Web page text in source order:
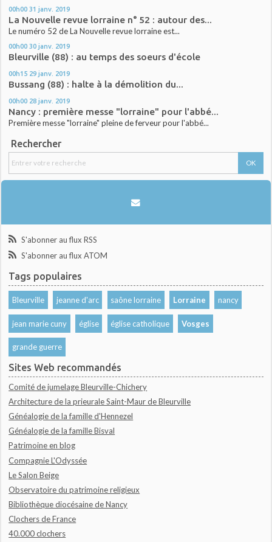
00h00 31 janv. 2019
La Nouvelle revue lorraine n° 52 : autour des...
Le numéro 52 de La Nouvelle revue lorraine est...
00h00 30 janv. 2019
Bleurville (88) : au temps des soeurs d'école
00h15 29 janv. 2019
Bussang (88) : halte à la démolition du...
00h00 28 janv. 2019
Nancy : première messe "lorraine" pour l'abbé...
Première messe "lorraine" pleine de ferveur pour l'abbé...
Rechercher
S'abonner au flux RSS
S'abonner au flux ATOM
Tags populaires
Bleurville jeanne d'arc saône lorraine Lorraine nancy
jean marie cuny église église catholique Vosges
grande guerre
Sites Web recommandés
Comité de jumelage Bleurville-Chichery
Architecture de la prieurale Saint-Maur de Bleurville
Généalogie de la famille d'Hennezel
Généalogie de la famille Bisval
Patrimoine en blog
Compagnie L'Odyssée
Le Salon Beige
Observatoire du patrimoine religieux
Bibliothèque diocésaine de Nancy
Clochers de France
40.000 clochers